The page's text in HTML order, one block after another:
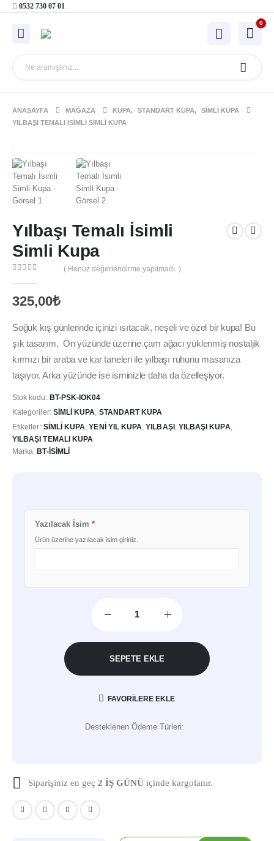
0532 730 07 01
0
ANASAYFA MAĞAZA KUPA, STANDART KUPA,
SIMLI KUPA
YILBAŞI TEMALI İSIMLI SIMLI KUPA
Yılbaşı Temalı İsimli
Simli Kupa
( Henüz değerlendirme yapılmadı. )
325,00₺
Soğuk kış günlerinde içinizi ısıtacak, neşeli ve özel bir kupa! Bu
şık tasarım, Ön yüzünde üzerine çam ağacı yüklenmiş nostaljik
kırmızı bir araba ve kar taneleri ile yılbaşı ruhunu masanıza
taşıyor. Arka yüzünde ise isminizle daha da özelleşiyor.
Stok kodu: BT-PSK-IOK04
Kategoriler: SIMLI KUPA, STANDART KUPA
Etiketler: SIMLI KUPA ,YENI YIL KUPA ,YILBAŞI, YILBAŞI KUPA
YILBAŞI TEMALI KUPA
Marka:BT-İSIMLI
Yazılacak İsim *
Ürün üzerine yazılacak isim giriniz.
SEPETE EKLE
FAVORILERE EKLE
Desteklenen Ödeme Türleri:
Siparişiniz en geç 2 İŞ GÜNÜ içinde kargolanır.